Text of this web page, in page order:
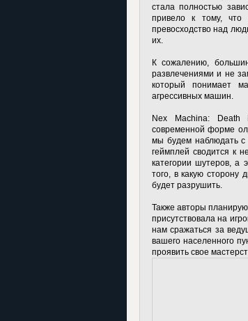
стала полностью
привело к тому, что
превосходство над
их.
К сожалению,
развлечениями и не
который понимает
агрессивных машин.
Nex Machina: Death
современной форме
мы будем наблюдать с
геймплей сводится к
категории шутеров, а
того, в какую
будет разрушить.
Также авторы
присутствовала на
нам сражаться за
вашего населенного
проявить свое